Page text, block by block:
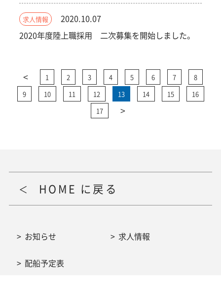
求人情報
2020.10.07
2020年度陸上職採用 二次募集を開始しました。
< 1 2 3 4 5 6 7
8
9
10 11 12 13 14 15
16
17
>
HOME に戻る
お知らせ 求人情報
配船予定表